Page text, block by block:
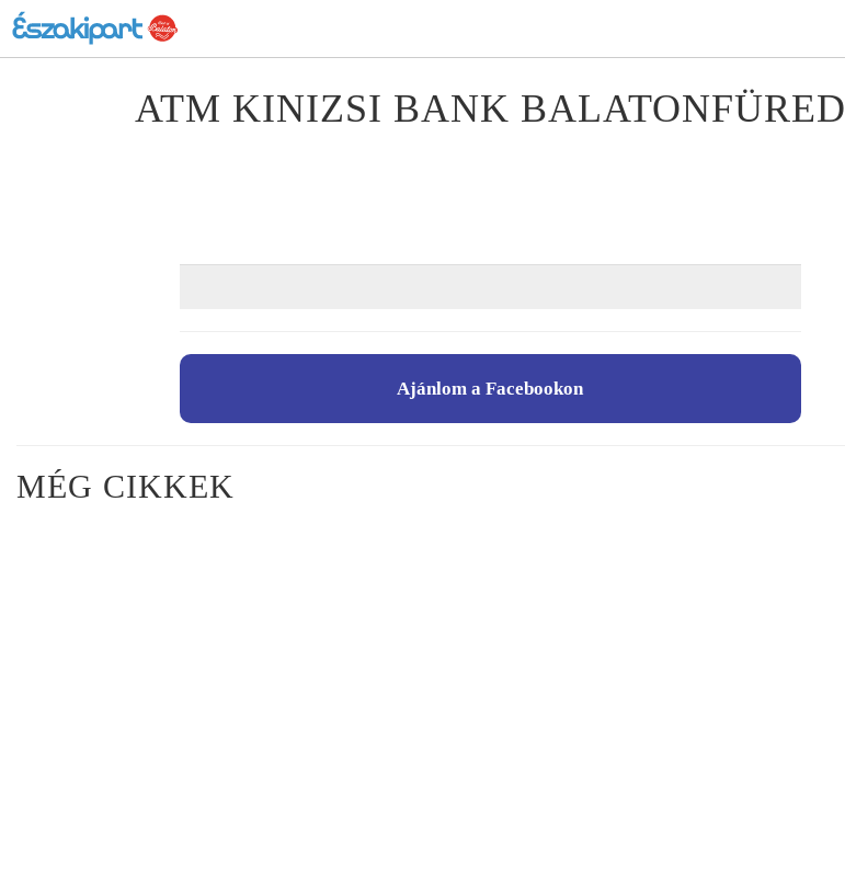
ATM KINIZSI BANK BALATONFÜRED
Ajánlom a Facebookon
MÉG CIKKEK